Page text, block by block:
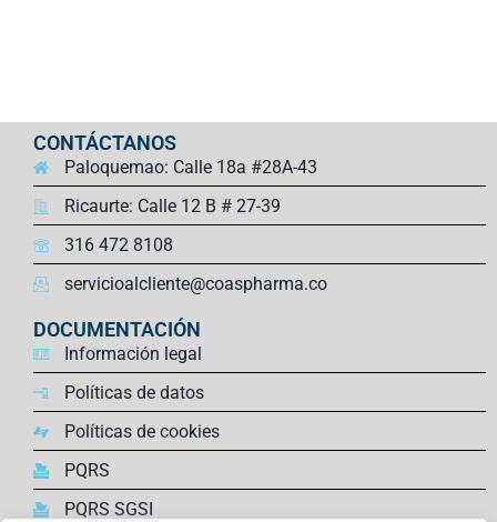
CONTÁCTANOS
Paloquemao: Calle 18a #28A-43
Ricaurte: Calle 12 B # 27-39
316 472 8108
servicioalcliente@coaspharma.co
DOCUMENTACIÓN
Información legal
Políticas de datos
Políticas de cookies
PQRS
PQRS SGSI